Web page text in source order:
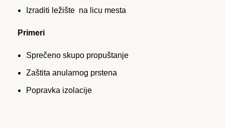
Izraditi ležište na licu mesta
Primeri
Sprečeno skupo propuštanje
Zaštita anularnog prstena
Popravka izolacije